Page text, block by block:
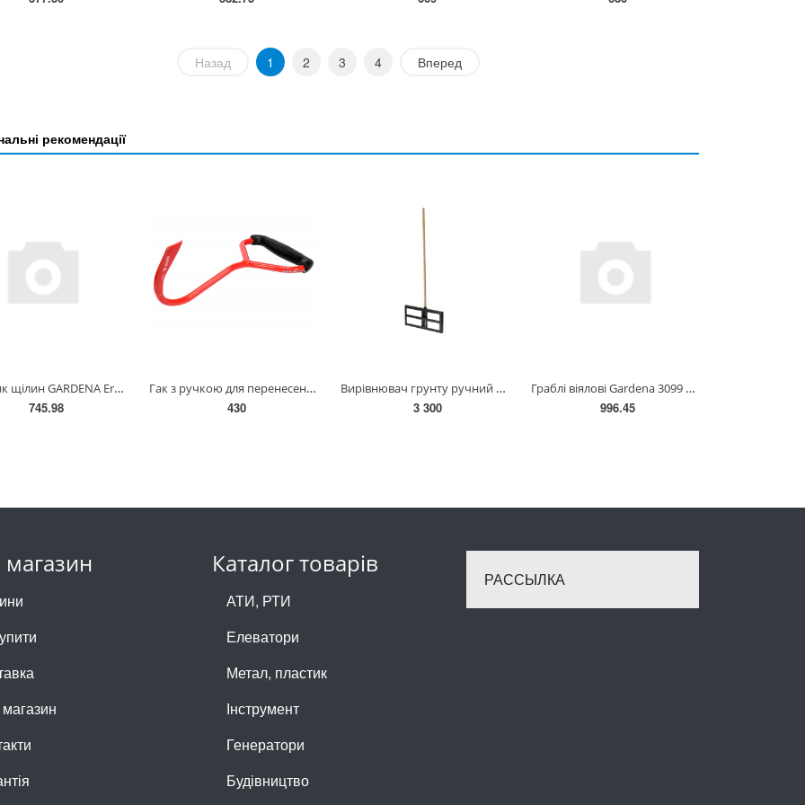
Назад 1 2 3 4 Вперед
рекомендації
Очисник щілин GARDENA Ergo(08927-20.000.00)
745.98
Гак з ручкою для перенесення дерев'яних колод YATO : l= 265 мм [30] YT-79910
430
Вирівнювач грунту ручний YATO; робоча част- 60х 25х 6,6 см, держак- 120 см [40] YT-86770
3 300
Граблі віялові Gardena 3099 (03099-20.000.00)
996.45
Каталог товарів
АТИ, РТИ
Елеватори
Метал, пластик
Інструмент
Генератори
Будівництво
РАССЫЛКА